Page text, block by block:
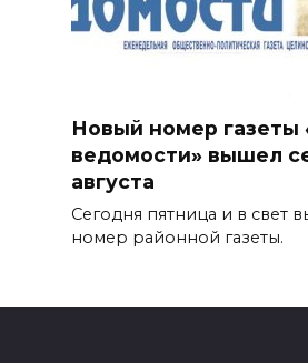
Новый номер газеты
ведомости» вышел
августа
Сегодня пятница и в свет
номер районной газеты.